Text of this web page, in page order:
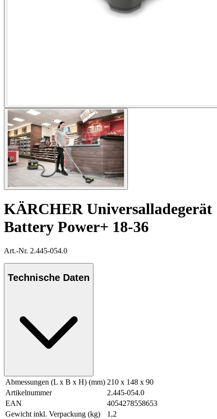
KÄRCHER Universalladegerät
Battery Power+ 18-36
Art.-Nr. 2.445-054.0
Technische Daten
Abmessungen (L x B x H) (mm) 210 x 148 x 90
Artikelnummer
2.445-054.0
EAN
4054278558653
Gewicht inkl. Verpackung (kg)
1,2